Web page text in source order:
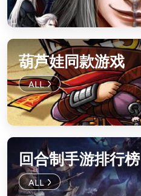
葫芦娃同款游戏
回合制手游排行榜